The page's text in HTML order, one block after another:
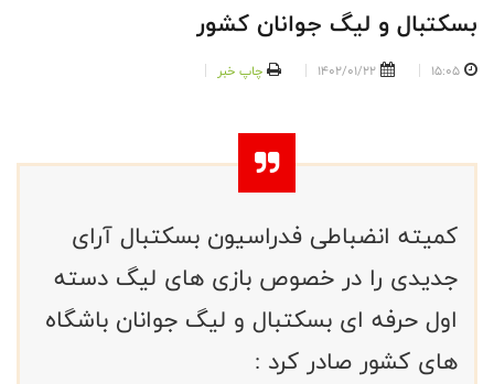
بسکتبال و لیگ جوانان کشور
15:05
1402/01/22 چاپ خبر
کمیته انضباطی فدراسیون بسکتبال آرای
جدیدی را در خصوص بازی های لیگ دسته
اول حرفه ای بسکتبال و لیگ جوانان باشگاه
های کشور صادر کرد :